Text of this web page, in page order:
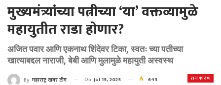
मुख्यमंत्र्यांच्या पत्नीच्या ‘या’ वक्तव्यामुळे
महायुतीत राडा होणार?
अजित पवार आणि एकनाथ शिंदेवर टिका, स्वतः च्या पतीच्या
खात्याबद्दल नाराजी, बेबी आणि मुलामुळे महायुती अस्वस्थ
राजकारण
By महाराष्ट्र खबर टीम On Jul 15, 2025 643